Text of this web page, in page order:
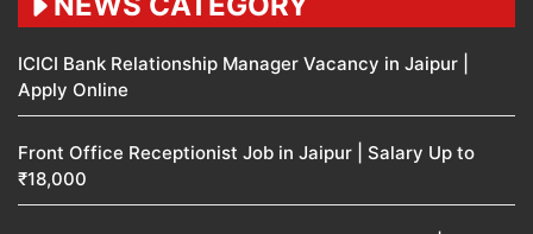
ICICI Bank Relationship Manager Vacancy in Jaipur |
Apply Online
Front Office Receptionist Job in Jaipur | Salary Up to
₹18,000